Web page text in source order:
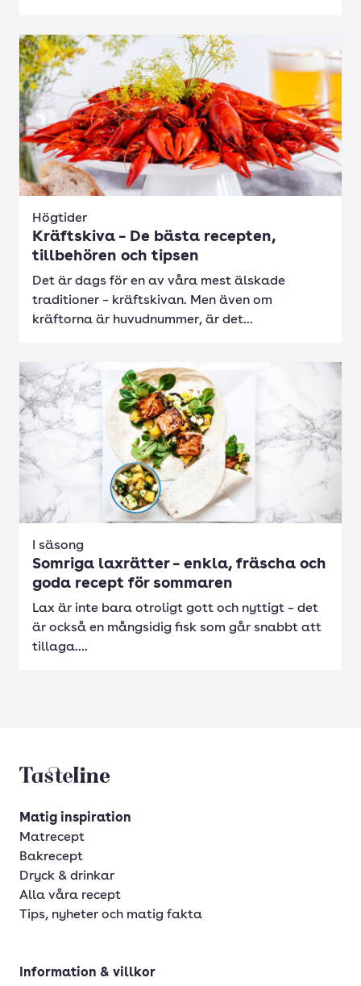
Högtider
Kräftskiva – De bästa recepten,
tillbehören och tipsen
Det är dags för en av våra mest älskade
traditioner – kräftskivan. Men även om
kräftorna är huvudnummer, är det...
I säsong
Somriga laxrätter – enkla, fräscha och
goda recept för sommaren
Lax är inte bara otroligt gott och nyttigt – det
är också en mångsidig fisk som går snabbt att
tillaga....
Tasteline startsida
Matig inspiration
Matrecept
Bakrecept
Dryck & drinkar
Alla våra recept
Tips, nyheter och matig fakta
Information & villkor